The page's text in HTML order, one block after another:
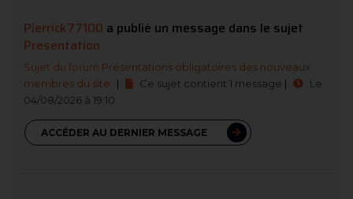
Pierrick77100 a publié un message dans le sujet
Presentation
Sujet du forum Présentations obligatoires des nouveaux
membres du site
| Ce sujet contient 1 message |
Le
04/08/2026 à 19:10
ACCÉDER AU DERNIER MESSAGE